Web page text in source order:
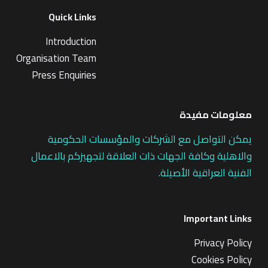
Quick Links
Introduction
Organisation Team
Press Enquiries
معلومات مفيدة
يمكن التواصل مع الشركات والمؤسسات الحكومية
والاهلية وكافة الجهات ذات العلاقة لتجهيزكم بالاعمال
الفنية العراقية الأصيلة.
Important Links
Privacy Policy
Cookies Policy